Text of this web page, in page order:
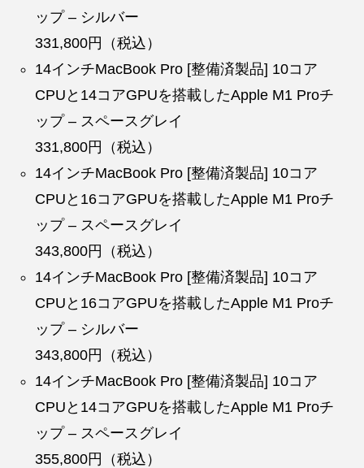
ップ – シルバー
331,800円（税込）
14インチMacBook Pro [整備済製品] 10コア
CPUと14コアGPUを搭載したApple M1 Proチ
ップ – スペースグレイ
331,800円（税込）
14インチMacBook Pro [整備済製品] 10コア
CPUと16コアGPUを搭載したApple M1 Proチ
ップ – スペースグレイ
343,800円（税込）
14インチMacBook Pro [整備済製品] 10コア
CPUと16コアGPUを搭載したApple M1 Proチ
ップ – シルバー
343,800円（税込）
14インチMacBook Pro [整備済製品] 10コア
CPUと14コアGPUを搭載したApple M1 Proチ
ップ – スペースグレイ
355,800円（税込）